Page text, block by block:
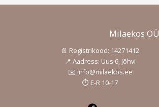
Milaekos OÜ
📄 Registrikood: 14271412
📍 Aadress: Uus 6, Jõhvi
✉️ info@milaekos.ee
⏱️ E-R 10-17